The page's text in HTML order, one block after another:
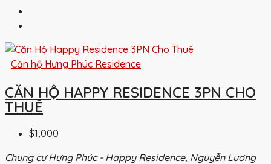
Căn hộ Hưng Phúc Residence
CĂN HỘ HAPPY RESIDENCE 3PN CHO
THUÊ
$1,000
Chung cư Hưng Phúc - Happy Residence, Nguyễn Lương